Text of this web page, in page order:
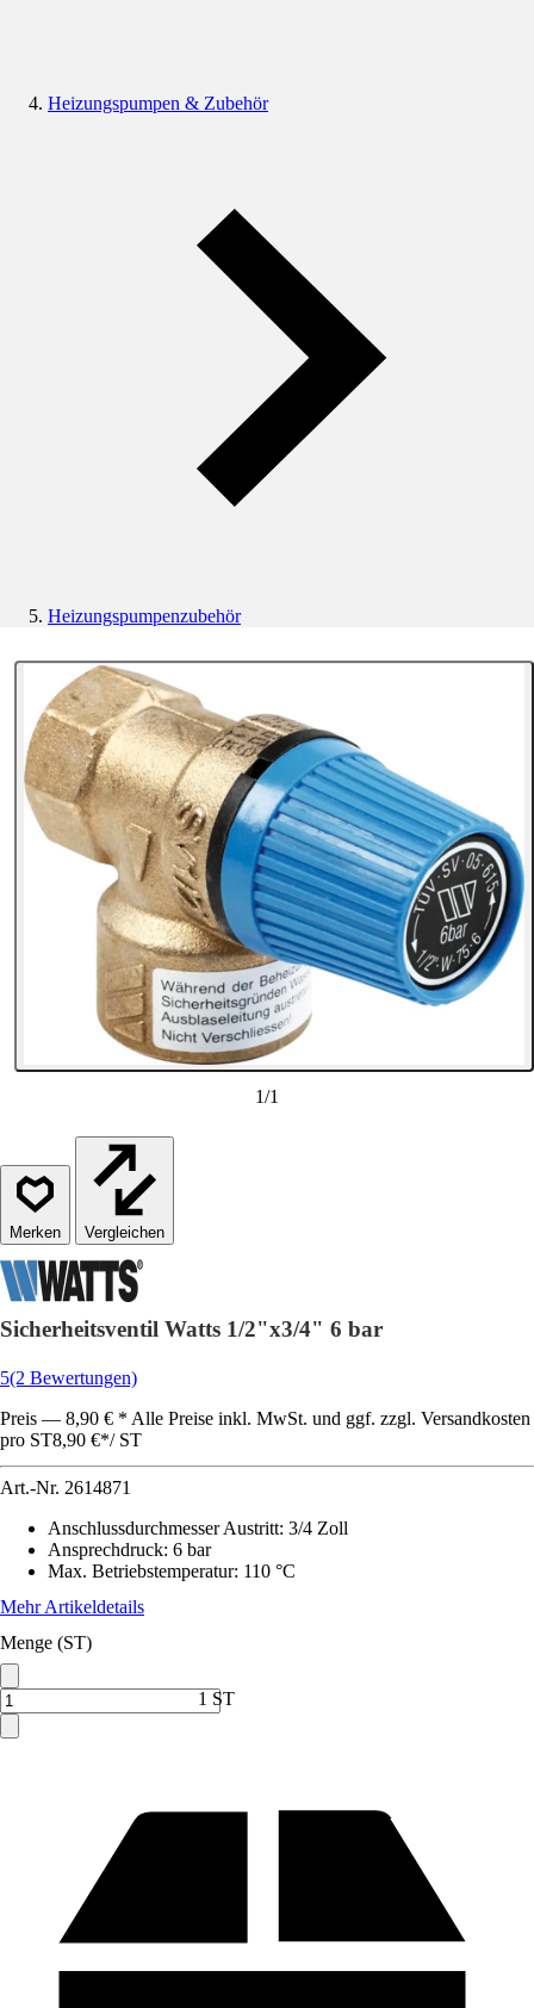
Heizungspumpen & Zubehör
Heizungspumpenzubehör
1/1
Vergleichen
Sicherheitsventil Watts 1/2"x3/4" 6 bar
5(2 Bewertungen)
Preis — 8,90 € * Alle Preise inkl. MwSt. und ggf. zzgl. Versandkosten
pro ST8,90 €*/ ST
Art.-Nr. 2614871
Anschlussdurchmesser Austritt: 3/4 Zoll
Ansprechdruck: 6 bar
Max. Betriebstemperatur: 110 °C
Mehr Artikeldetails
Menge (ST)
1 ST